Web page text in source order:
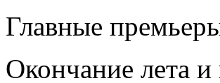
Главные
Окончание лета и